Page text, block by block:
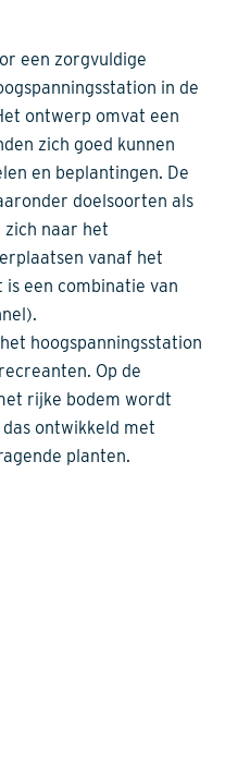
een zorgvuldige
in de
ontwerp omvat een
zich goed kunnen
en beplantingen. De
doelsoorten als
zich naar het
vanaf het
een combinatie van
hoogspanningsstation
Op de
rijke bodem wordt
ontwikkeld met
planten.